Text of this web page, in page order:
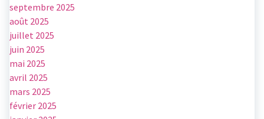
septembre 2025
août 2025
juillet 2025
juin 2025
mai 2025
avril 2025
mars 2025
février 2025